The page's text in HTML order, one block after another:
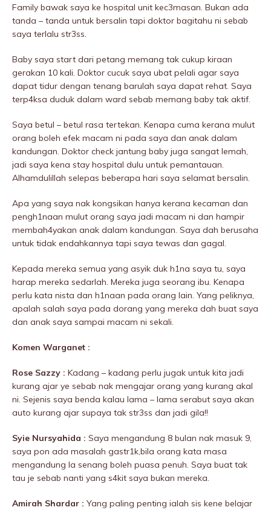
Family bawak saya ke hospitaI unit kec3masan. Bukan ada
tanda – tanda untuk bersalin tapi doktor bagitahu ni sebab
saya terlalu str3ss.
Baby saya start dari petang memang tak cukup kiraan
gerakan 10 kali. Doktor cucuk saya ubat pelali agar saya
dapat tidur dengan tenang barulah saya dapat rehat. Saya
terp4ksa duduk dalam ward sebab memang baby tak aktif.
Saya betul – betul rasa tertekan. Kenapa cuma kerana mulut
orang boleh efek macam ni pada saya dan anak dalam
kandungan. Doktor check jantung baby juga sangat lemah,
jadi saya kena stay hospitaI dulu untuk pemantauan.
Alhamdulillah selepas beberapa hari saya seIamat bersalin.
Apa yang saya nak kongsikan hanya kerana kecaman dan
pengh1naan mulut orang saya jadi macam ni dan hampir
membah4yakan anak dalam kandungan. Saya dah berusaha
untuk tidak endahkannya tapi saya tewas dan gagal.
Kepada mereka semua yang asyik duk h1na saya tu, saya
harap mereka sedarlah. Mereka juga seorang ibu. Kenapa
perlu kata nista dan h1naan pada orang lain. Yang peliknya,
apalah salah saya pada dorang yang mereka dah buat saya
dan anak saya sampai macam ni sekali.
Komen Warganet :
Rose Sazzy : Kadang – kadang perlu jugak untuk kita jadi
kurang ajar ye sebab nak mengajar orang yang kurang akal
ni. Sejenis saya benda kalau lama – lama serabut saya akan
auto kurang ajar supaya tak str3ss dan jadi giIa!!
Syie Nursyahida : Saya mengandung 8 bulan nak masuk 9,
saya pon ada masalah gastr1k,bila orang kata masa
mengandung la senang boleh puasa penuh. Saya buat tak
tau je sebab nanti yang s4kit saya bukan mereka.
Amirah Shardar : Yang paling penting ialah sis kene belajar